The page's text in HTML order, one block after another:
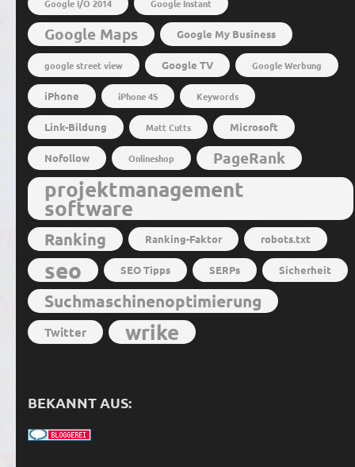
Google I/O 2014 Google Instant
Google Maps Google My Business
google street view Google TV Google Werbung
iPhone iPhone 4S Keywords
Link-Bildung Matt Cutts Microsoft
Nofollow Onlineshop PageRank
projektmanagement
software
Ranking Ranking-Faktor robots.txt
seo SEO Tipps SERPs Sicherheit
Suchmaschinenoptimierung
Twitter wrike
BEKANNT AUS: